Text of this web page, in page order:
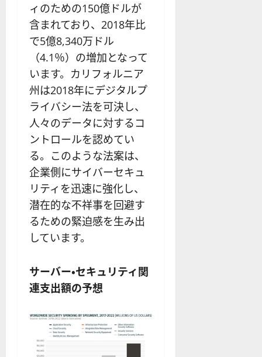
ィのための150億ドルが
含まれており、2018年比
で5億8,340万ドル
（4.1％）の増加となって
います。カリフォルニア
州は2018年にデジタルプ
ライバシー法を可決し、
人々のデータに対するコ
ントロールを認めてい
る。このような法案は、
企業側にサイバーセキュ
リティを迅速に強化し、
潜在的な不祥事を回避す
るための緊迫感を生み出
しています。
サーバー・セキュリティ関
連支出額の予想